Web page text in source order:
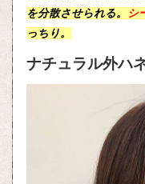
を分散させられる。
シ
っちり。
ナチュラル外ハ